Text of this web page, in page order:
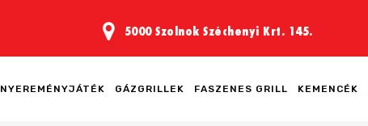
5000 Szolnok Széchenyi Krt. 145.
NYEREMÉNYJÁTÉK GÁZGRILLEK FASZENES GRILL KEMENCÉK